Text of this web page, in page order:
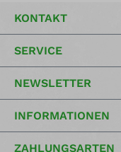
KONTAKT
SERVICE
NEWSLETTER
INFORMATIONEN
ZAHLUNGSARTEN